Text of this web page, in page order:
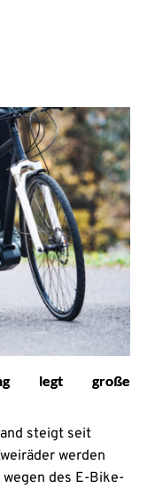
legt große
steigt seit
werden
des E-Bike-